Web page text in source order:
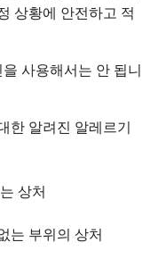
상황에 안전하고 적
사용해서는 안 됩니
한 알려진 알레르기
상처
는 부위의 상처